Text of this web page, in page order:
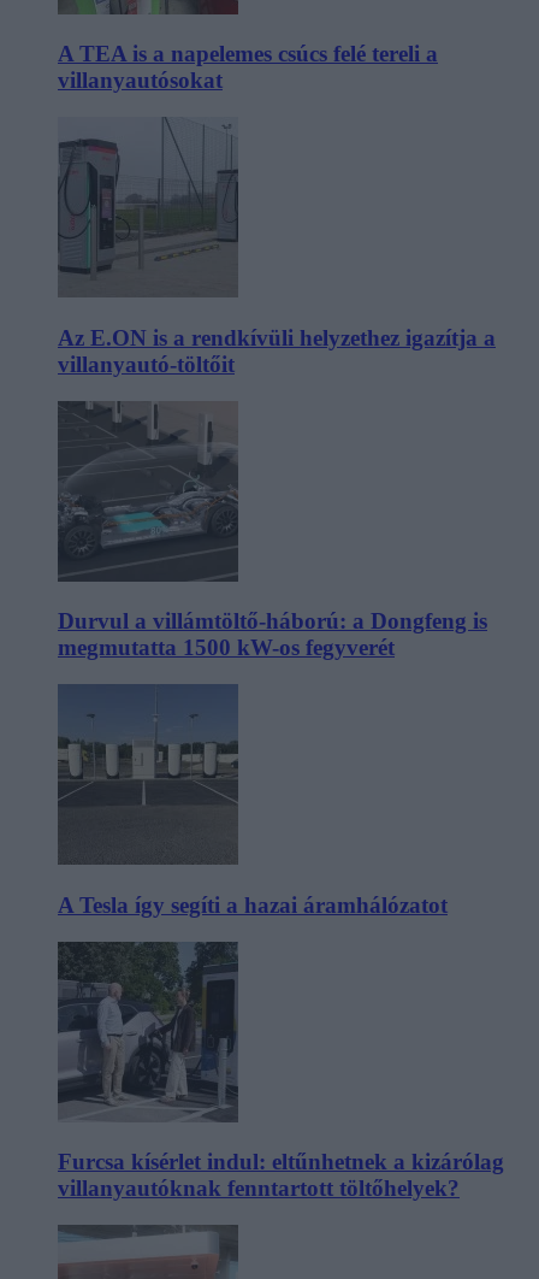
A TEA is a napelemes csúcs felé tereli a
villanyautósokat
Az E.ON is a rendkívüli helyzethez igazítja a
villanyautó-töltőit
Durvul a villámtöltő-háború: a Dongfeng is
megmutatta 1500 kW-os fegyverét
A Tesla így segíti a hazai áramhálózatot
Furcsa kísérlet indul: eltűnhetnek a kizárólag
villanyautóknak fenntartott töltőhelyek?